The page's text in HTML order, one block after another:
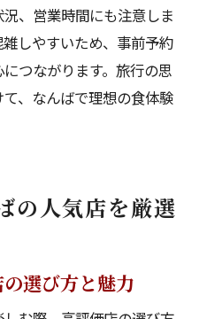
、営業時間にも注意しま
しやすいため、事前予約
つながります。旅行の思
、なんばで理想の食体験
の人気店を厳選
選び方と魅力